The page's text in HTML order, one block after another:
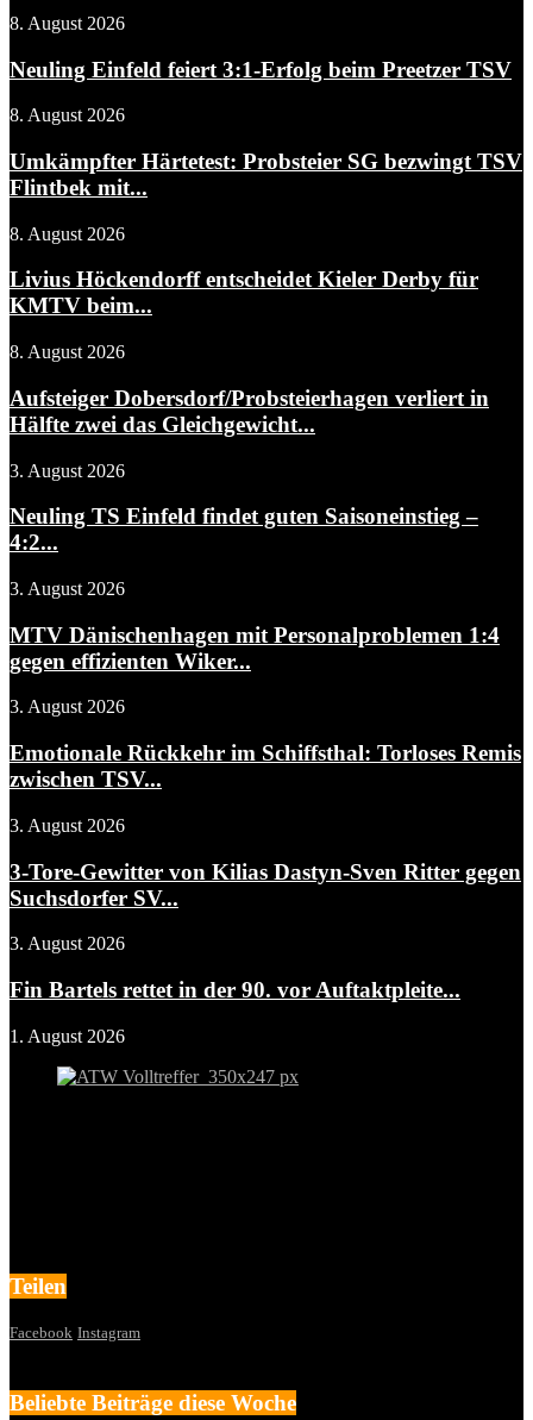
8. August 2026
Neuling Einfeld feiert 3:1-Erfolg beim Preetzer TSV
8. August 2026
Umkämpfter Härtetest: Probsteier SG bezwingt TSV
Flintbek mit...
8. August 2026
Livius Höckendorff entscheidet Kieler Derby für
KMTV beim...
8. August 2026
Aufsteiger Dobersdorf/Probsteierhagen verliert in
Hälfte zwei das Gleichgewicht...
3. August 2026
Neuling TS Einfeld findet guten Saisoneinstieg –
4:2...
3. August 2026
MTV Dänischenhagen mit Personalproblemen 1:4
gegen effizienten Wiker...
3. August 2026
Emotionale Rückkehr im Schiffsthal: Torloses Remis
zwischen TSV...
3. August 2026
3-Tore-Gewitter von Kilias Dastyn-Sven Ritter gegen
Suchsdorfer SV...
3. August 2026
Fin Bartels rettet in der 90. vor Auftaktpleite...
1. August 2026
Teilen
Facebook Instagram
Beliebte Beiträge diese Woche